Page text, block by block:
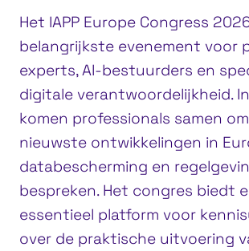
Het IAPP Europe Congress
belangrijkste evenement voor
experts, AI-bestuurders en
digitale verantwoordelijkheid.
komen professionals samen
nieuwste ontwikkelingen in
databescherming en
bespreken. Het congres biedt
essentieel platform voor
over de praktische uitvoering